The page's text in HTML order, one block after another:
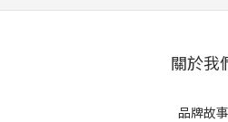
關於我
品牌故事